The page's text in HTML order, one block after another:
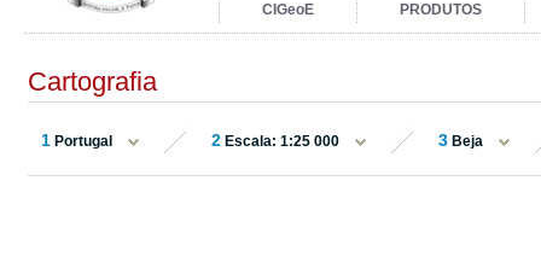
CIGeoE PRODUTOS
Cartografia
1 Portugal 2 Escala: 1:25 000 3 Beja